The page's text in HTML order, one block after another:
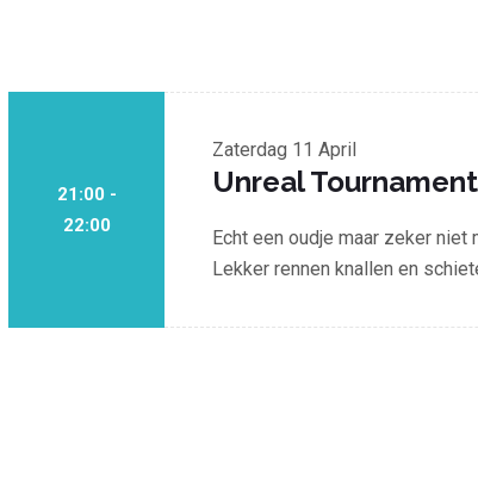
21:00 -
22:00
Zaterdag 11 April
Unreal
Echt een oudje maar zeker niet
Lekker rennen knallen en